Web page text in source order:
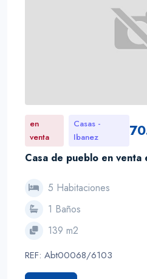
en
venta
Casas -
Ibanez
Casa de pueblo en venta
5 Habitaciones
1 Baños
139 m2
REF: Abt00068/6103